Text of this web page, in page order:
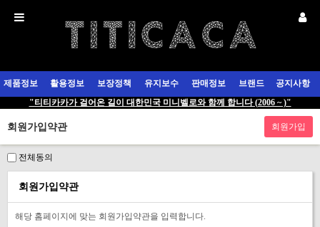
제품정보 활용정보 보장정책 유지보수 판매정보 브랜드
공지사항
"티티카카가 걸어온 길이 대한민국 미니벨로와 함께 합니다 (2006 ~ )"
회원가입약관
전체동의
회원가입약관